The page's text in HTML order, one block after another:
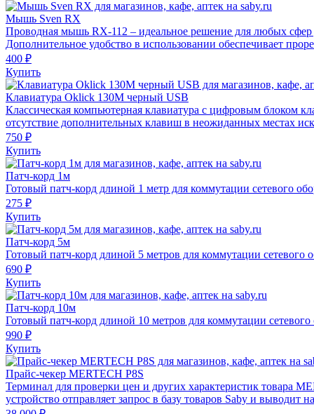
Мышь Sven RX
Проводная мышь RX-112 – идеальное решение для любых сфер
Дополнительное удобство в использовании обеспечивает
400 ₽
Купить
Клавиатура Oklick 130M черный USB
Классическая компьютерная клавиатура с цифровым блоком
отсутствие дополнительных клавиш в неожиданных местах
750 ₽
Купить
Патч-корд 1м
Готовый патч-корд длиной 1 метр для коммутации сетевого
275 ₽
Купить
Патч-корд 5м
Готовый патч-корд длиной 5 метров для коммутации сетевого
690 ₽
Купить
Патч-корд 10м
Готовый патч-корд длиной 10 метров для коммутации
990 ₽
Купить
Прайс-чекер MERTECH P8S
Терминал для проверки цен и других характеристик товара
устройство отправляет запрос в базу товаров Saby и